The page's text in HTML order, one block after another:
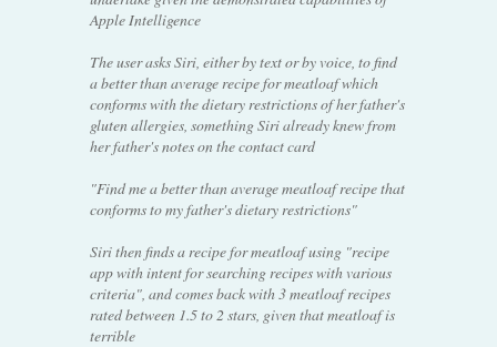
Apple Intelligence
The user asks Siri, either by text or by voice, to find
a better than average recipe for meatloaf which
conforms with the dietary restrictions of her father's
gluten allergies, something Siri already knew from
her father's notes on the contact card
"Find me a better than average meatloaf recipe that
conforms to my father's dietary restrictions"
Siri then finds a recipe for meatloaf using "recipe
app with intent for searching recipes with various
criteria", and comes back with 3 meatloaf recipes
rated between 1.5 to 2 stars, given that meatloaf is
terrible